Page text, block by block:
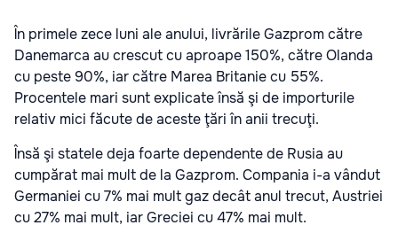
În primele zece luni ale anului, livrările Gazprom către
Danemarca au crescut cu aproape 150%, către Olanda
cu peste 90%, iar către Marea Britanie cu 55%.
Procentele mari sunt explicate însă şi de importurile
relativ mici făcute de aceste ţări în anii trecuţi.
Însă şi statele deja foarte dependente de Rusia au
cumpărat mai mult de la Gazprom. Compania i-a vândut
Germaniei cu 7% mai mult gaz decât anul trecut, Austriei
cu 27% mai mult, iar Greciei cu 47% mai mult.